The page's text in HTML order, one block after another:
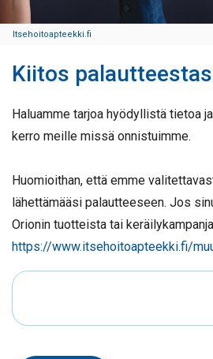
Itsehoitoapteekki.fi
Kiitos
Haluamme tarjoa hyödyllistä tietoa
kerro meille missä onnistuimme.
Huomioithan, että emme
lähettämääsi palautteeseen. Jos
Orionin tuotteista tai
https://www.itsehoitoapteekki.fi/